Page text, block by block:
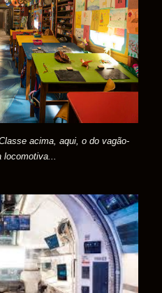
acima, aqui, o do vagão-
locomotiva